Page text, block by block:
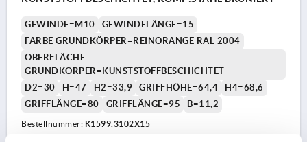
GEWINDE=M10
GEWINDELÄNGE=15
FARBE GRUNDKÖRPER=REINORANGE RAL 2004
OBERFLÄCHE
GRUNDKÖRPER=KUNSTSTOFFBESCHICHTET
D2=30
H=47 H2=33,9 GRIFFHÖHE=64,4
H4=68,6
GRIFFLÄNGE=80
GRIFFLÄNGE=95 B=11,2
Bestellnummer: K1599.3102X15